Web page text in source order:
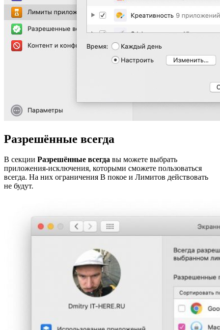
Разрешённые всегда
В секции Разрешённые всегда вы можете выбрать
приложения-исключения, которыми сможете пользоваться
всегда. На них ограничения В покое и Лимитов действовать
не будут.